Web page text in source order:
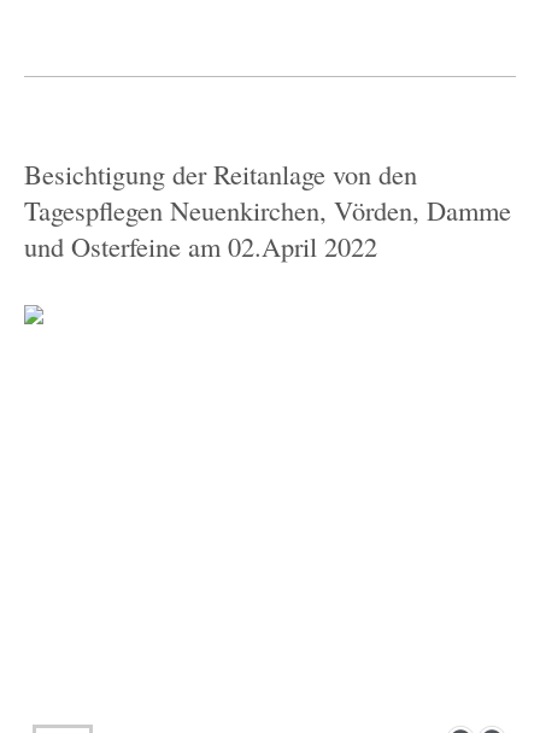
Besichtigung der Reitanlage von den
Tagespflegen Neuenkirchen, Vörden, Damme
und Osterfeine am 02.April 2022